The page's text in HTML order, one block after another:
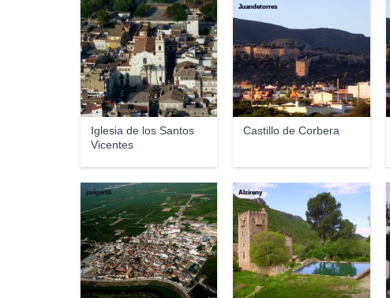
Iglesia de los Santos
Vicentes
javigar66
Castillo de Corbera
Juandetorres
javigar66 Alzireny